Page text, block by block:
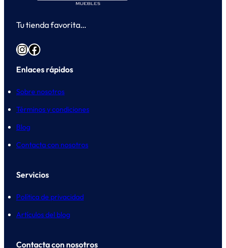
Tu tienda favorita…
InstagramFacebook
Enlaces rápidos
Sobre nosotros
Términos y condiciones
Blog
Contacta con nosotros
Servicios
Política de privacidad
Artículos del blog
Contacta con nosotros